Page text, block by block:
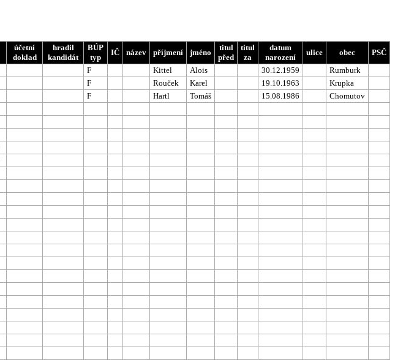
účetní
doklad
hradil
kandidát
BÚP
typ
IČ název příjmení jméno
titul
před
titul
za
datum
narození
ulice obec
PSČ
F Kittel Alois 30.12.1959
Rumburk
F Rouček Karel 19.10.1963
Krupka
F Hartl Tomáš 15.08.1986
Chomutov